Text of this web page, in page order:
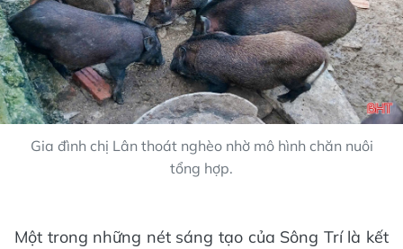
Gia đình chị Lân thoát nghèo nhờ mô hình chăn nuôi
tổng hợp.
Một trong những nét sáng tạo của Sông Trí là kết